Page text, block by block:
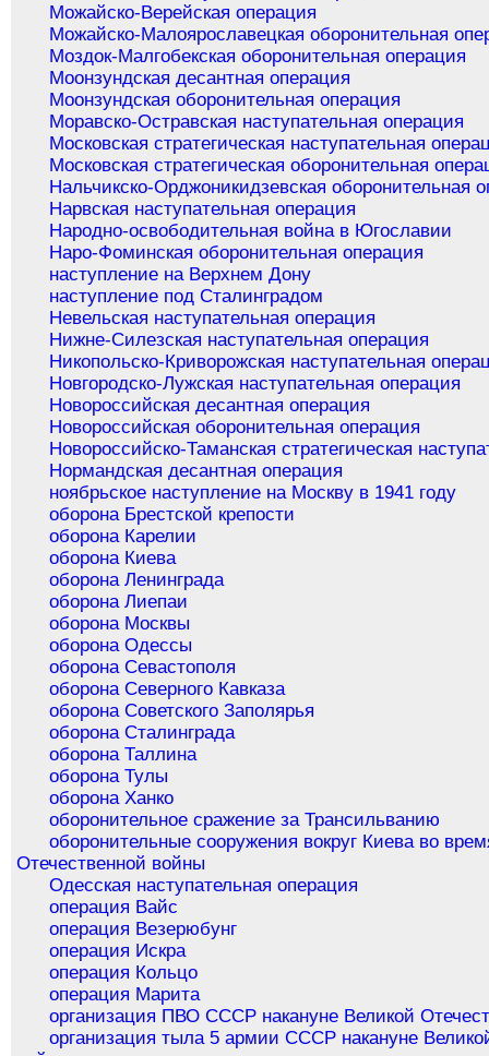
Можайско-Верейская операция
Можайско-Малоярославецкая оборонительная
Моздок-Малгобекская оборонительная операция
Моонзундская десантная операция
Моонзундская оборонительная операция
Моравско-Остравская наступательная операция
Московская стратегическая наступательная
Московская стратегическая оборонительная
Нальчикско-Орджоникидзевская оборонительная
Нарвская наступательная операция
Народно-освободительная война в Югославии
Наро-Фоминская оборонительная операция
наступление на Верхнем Дону
наступление под Сталинградом
Невельская наступательная операция
Нижне-Силезская наступательная операция
Никопольско-Криворожская наступательная
Новгородско-Лужская наступательная операция
Новороссийская десантная операция
Новороссийская оборонительная операция
Новороссийско-Таманская стратегическая
Нормандская десантная операция
ноябрьское наступление на Москву в 1941 году
оборона Брестской крепости
оборона Карелии
оборона Киева
оборона Ленинграда
оборона Лиепаи
оборона Москвы
оборона Одессы
оборона Севастополя
оборона Северного Кавказа
оборона Советского Заполярья
оборона Сталинграда
оборона Таллина
оборона Тулы
оборона Ханко
оборонительное сражение за Трансильванию
оборонительные сооружения вокруг Киева во
Отечественной войны
Одесская наступательная операция
операция Вайс
операция Везерюбунг
операция Искра
операция Кольцо
операция Марита
организация ПВО СССР накануне Великой
организация тыла 5 армии СССР накануне